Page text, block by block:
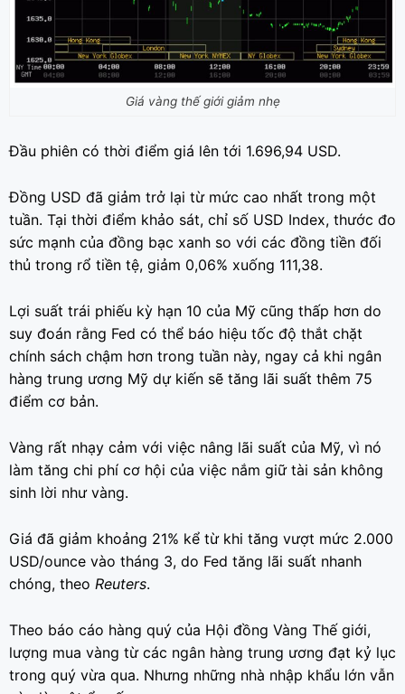
Giá vàng thế giới giảm nhẹ
Đầu phiên có thời điểm giá lên tới 1.696,94 USD.
Đồng USD đã giảm trở lại từ mức cao nhất trong một
tuần. Tại thời điểm khảo sát, chỉ số USD Index, thước đo
sức mạnh của đồng bạc xanh so với các đồng tiền đối
thủ trong rổ tiền tệ, giảm 0,06% xuống 111,38.
Lợi suất trái phiếu kỳ hạn 10 của Mỹ cũng thấp hơn do
suy đoán rằng Fed có thể báo hiệu tốc độ thắt chặt
chính sách chậm hơn trong tuần này, ngay cả khi ngân
hàng trung ương Mỹ dự kiến ​​sẽ tăng lãi suất thêm 75
điểm cơ bản.
Vàng rất nhạy cảm với việc nâng lãi suất của Mỹ, vì nó
làm tăng chi phí cơ hội của việc nắm giữ tài sản không
sinh lời như vàng.
Giá đã giảm khoảng 21% kể từ khi tăng vượt mức 2.000
USD/ounce vào tháng 3, do Fed tăng lãi suất nhanh
chóng, theo Reuters.
Theo báo cáo hàng quý của Hội đồng Vàng Thế giới,
lượng mua vàng từ các ngân hàng trung ương đạt kỷ lục
trong quý vừa qua. Nhưng những nhà nhập khẩu lớn vẫn